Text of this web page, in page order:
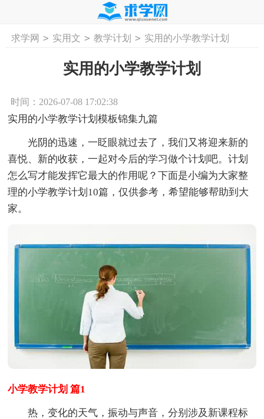
首页 工作计划 活动计划 学习计划
求学网 > 实用文 > 教学计划 > 实用的小学教学计划
实用的小学教学计划
时间：2026-07-08 17:02:38
实用的小学教学计划模板锦集九篇
光阴的迅速，一眨眼就过去了，我们又将迎来新的
喜悦、新的收获，一起对今后的学习做个计划吧。计划
怎么写才能发挥它最大的作用呢？下面是小编为大家整
理的小学教学计划10篇，仅供参考，希望能够帮助到大
家。
小学教学计划 篇1
热，变化的天气，振动与声音，分别涉及新课程标